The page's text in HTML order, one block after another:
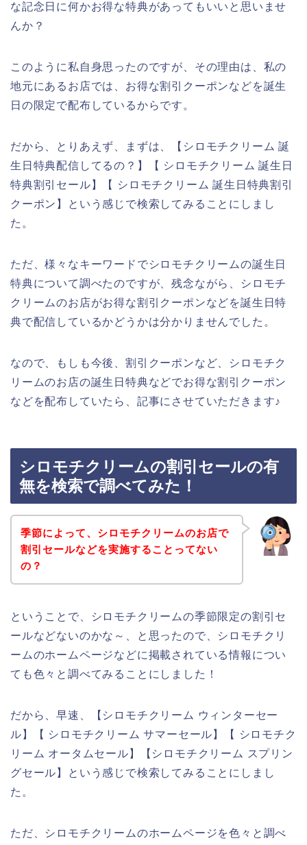
な記念日に何かお得な特典があってもいいと思いませ
んか？
このように私自身思ったのですが、その理由は、私の
地元にあるお店では、お得な割引クーポンなどを誕生
日の限定で配布しているからです。
だから、とりあえず、まずは、【シロモチクリーム 誕
生日特典配信してるの？】【 シロモチクリーム 誕生日
特典割引セール】【 シロモチクリーム 誕生日特典割引
クーポン】という感じで検索してみることにしまし
た。
ただ、様々なキーワードでシロモチクリームの誕生日
特典について調べたのですが、残念ながら、シロモチ
クリームのお店がお得な割引クーポンなどを誕生日特
典で配信しているかどうかは分かりませんでした。
なので、もしも今後、割引クーポンなど、シロモチク
リームのお店の誕生日特典などでお得な割引クーポン
などを配布していたら、記事にさせていただきます♪
シロモチクリームの割引セールの有
無を検索で調べてみた！
季節によって、シロモチクリームのお店で
割引セールなどを実施することってない
の？
ということで、シロモチクリームの季節限定の割引セ
ールなどないのかな～、と思ったので、シロモチクリ
ームのホームページなどに掲載されている情報につい
ても色々と調べてみることにしました！
だから、早速、【シロモチクリーム ウィンターセー
ル】【 シロモチクリーム サマーセール】【 シロモチク
リーム オータムセール】【シロモチクリーム スプリン
グセール】という感じで検索してみることにしまし
た。
ただ、シロモチクリームのホームページを色々と調べ